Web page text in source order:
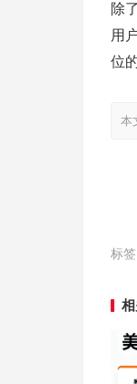
除
用
位
本
标